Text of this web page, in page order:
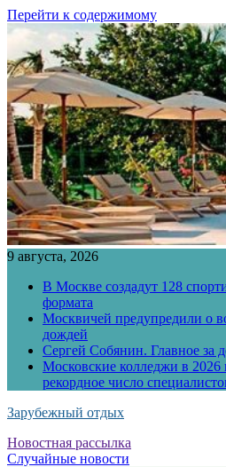
Перейти к содержимому
9 августа, 2026
В Москве создадут 128
формата
Москвичей предупредили о
дождей
Сергей Собянин. Главное за
Московские колледжи в 2026
рекордное число
Зарубежный отдых
Новостная рассылка
Случайные новости